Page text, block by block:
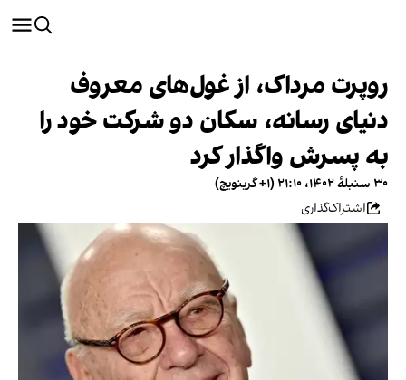
روپرت مرداک، از غول‌های معروف
دنیای رسانه، سکان دو شرکت خود را
به پسرش واگذار کرد
۳۰ سنبلهٔ ۱۴۰۲، ۲۱:۱۰ (‎+۱ گرینویچ)
اشتراک‌گذاری